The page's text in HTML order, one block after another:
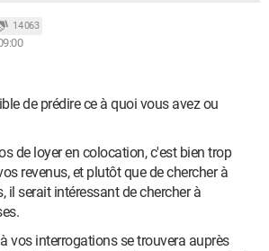
14 063
de prédire ce à quoi vous avez ou
de loyer en colocation, c'est bien trop
revenus, et plutôt que de chercher à
il serait intéressant de chercher à
vos interrogations se trouvera auprès